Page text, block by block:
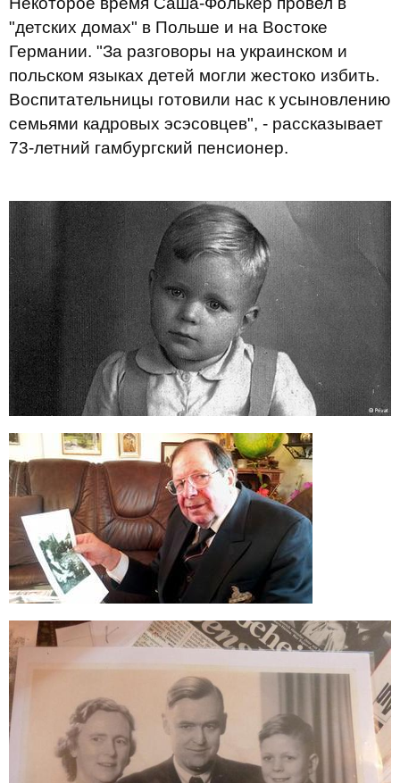
"детских домах" в Польше и на Востоке
Германии. "За разговоры на украинском и
польском языках детей могли жестоко избить.
Воспитательницы готовили нас к усыновлению
семьями кадровых эсэсовцев", - рассказывает
73-летний гамбургский пенсионер.